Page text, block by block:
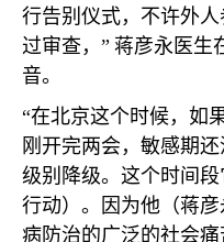
行告别仪式，不许外
过审查，” 蒋彦永医生
音。
“在北京这个时候，如
刚开完两会，敏感期还
级别降级。这个时间
行动）。因为他（蒋
病防治的广泛的社会